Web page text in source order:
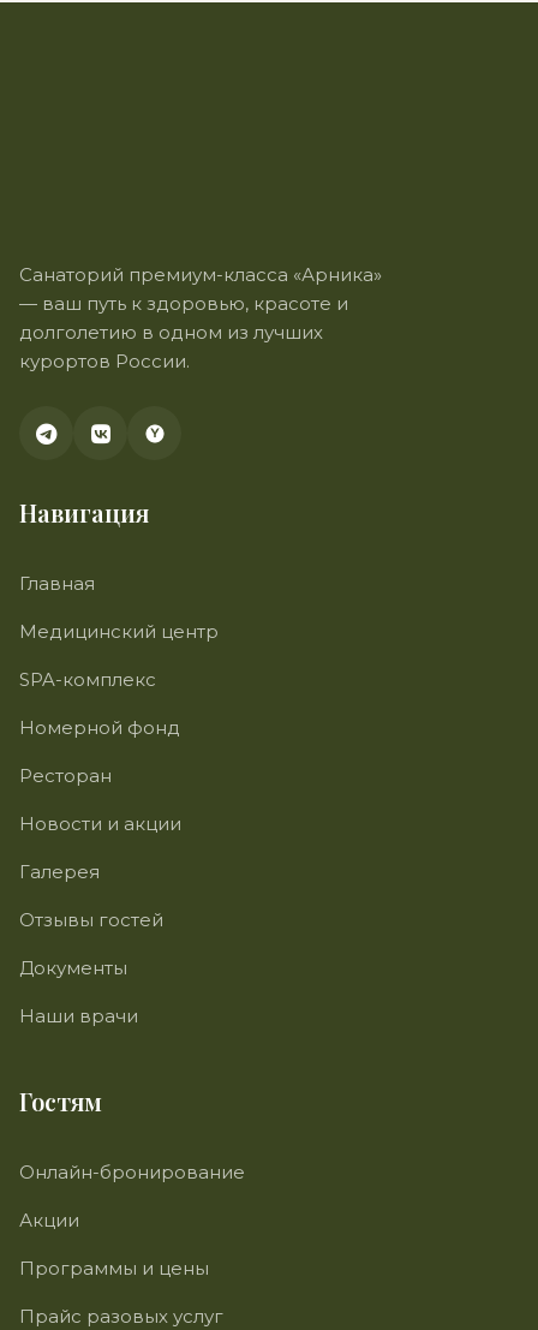
Санаторий премиум-класса «Арника»
— ваш путь к здоровью, красоте и
долголетию в одном из лучших
курортов России.
Навигация
Главная
Медицинский центр
SPA-комплекс
Номерной фонд
Ресторан
Новости и акции
Галерея
Отзывы гостей
Документы
Наши врачи
Гостям
Онлайн-бронирование
Акции
Программы и цены
Прайс разовых услуг